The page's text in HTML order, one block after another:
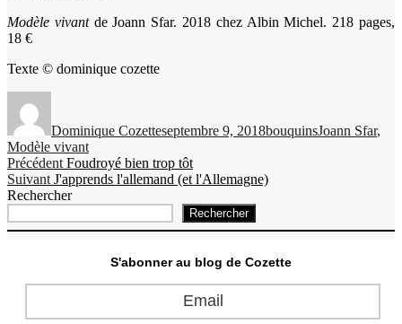
Modèle vivant de Joann Sfar. 2018 chez Albin Michel. 218 pages,
18 €
Texte © dominique cozette
Dominique Cozetteseptembre 9, 2018bouquinsJoann Sfar,
Modèle vivant
Navigation
de
Précédent Publication
précédente :
Foudroyé bien trop tôt
Suivant Publication
suivante :
J'apprends l'allemand (et l'Allemagne)
Rechercher
Rechercher
S'abonner au blog de Cozette